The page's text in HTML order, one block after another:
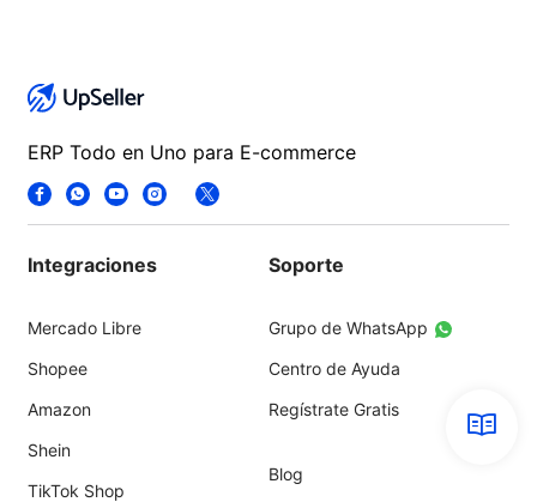
ERP Todo en Uno para E-commerce
Integraciones
Mercado Libre
Shopee
Amazon
Shein
TikTok Shop
Soporte
Grupo de WhatsApp
Centro de Ayuda
Regístrate Gratis
Blog